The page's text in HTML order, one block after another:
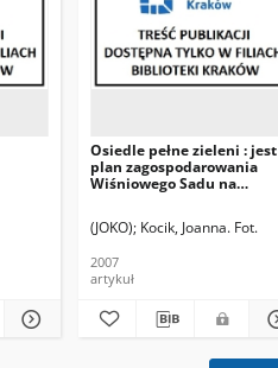
Osiedle pełne zieleni : jest
plan zagospodarowania
Wiśniowego Sadu na
(JOKO) Kocik, Joanna. Fot.
2007
artykuł